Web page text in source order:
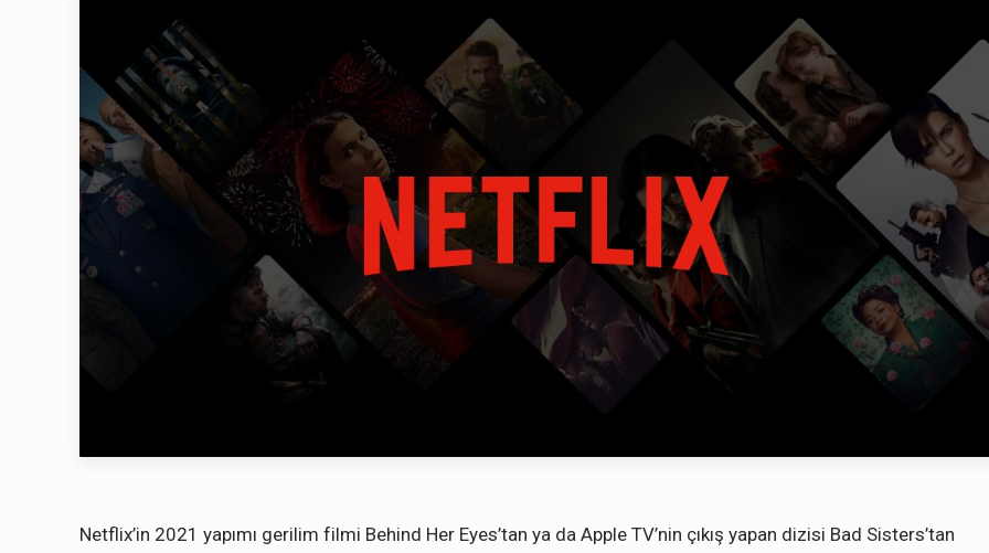
Netflix’in 2021 yapımı gerilim filmi Behind Her Eyes’tan ya da Apple TV’nin çıkış yapan dizisi Bad Sisters’tan